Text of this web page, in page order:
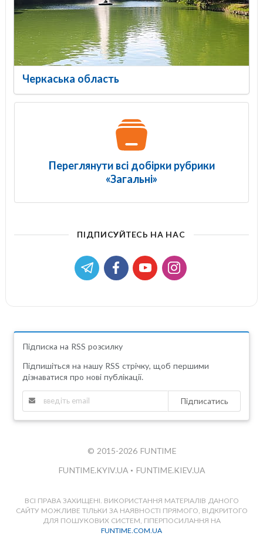
Черкаська область
Переглянути всі добірки рубрики
«Загальні»
ПІДПИСУЙТЕСЬ НА НАС
Підписка на RSS розсилку
Підпишіться на нашу RSS стрічку, щоб першими
дізнаватися про нові публікації.
Підписатись
© 2015-2026 FUNTIME
FUNTIME.KYIV.UA • FUNTIME.KIEV.UA
ВСІ ПРАВА ЗАХИЩЕНІ. ВИКОРИСТАННЯ МАТЕРІАЛІВ ДАНОГО
САЙТУ МОЖЛИВЕ ТІЛЬКИ ЗА НАЯВНОСТІ ПРЯМОГО, ВІДКРИТОГО
ДЛЯ ПОШУКОВИХ СИСТЕМ, ГІПЕРПОСИЛАННЯ НА
FUNTIME.COM.UA